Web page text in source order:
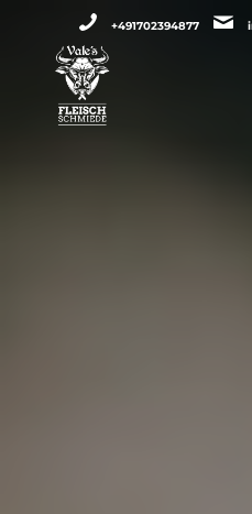
+491702394877